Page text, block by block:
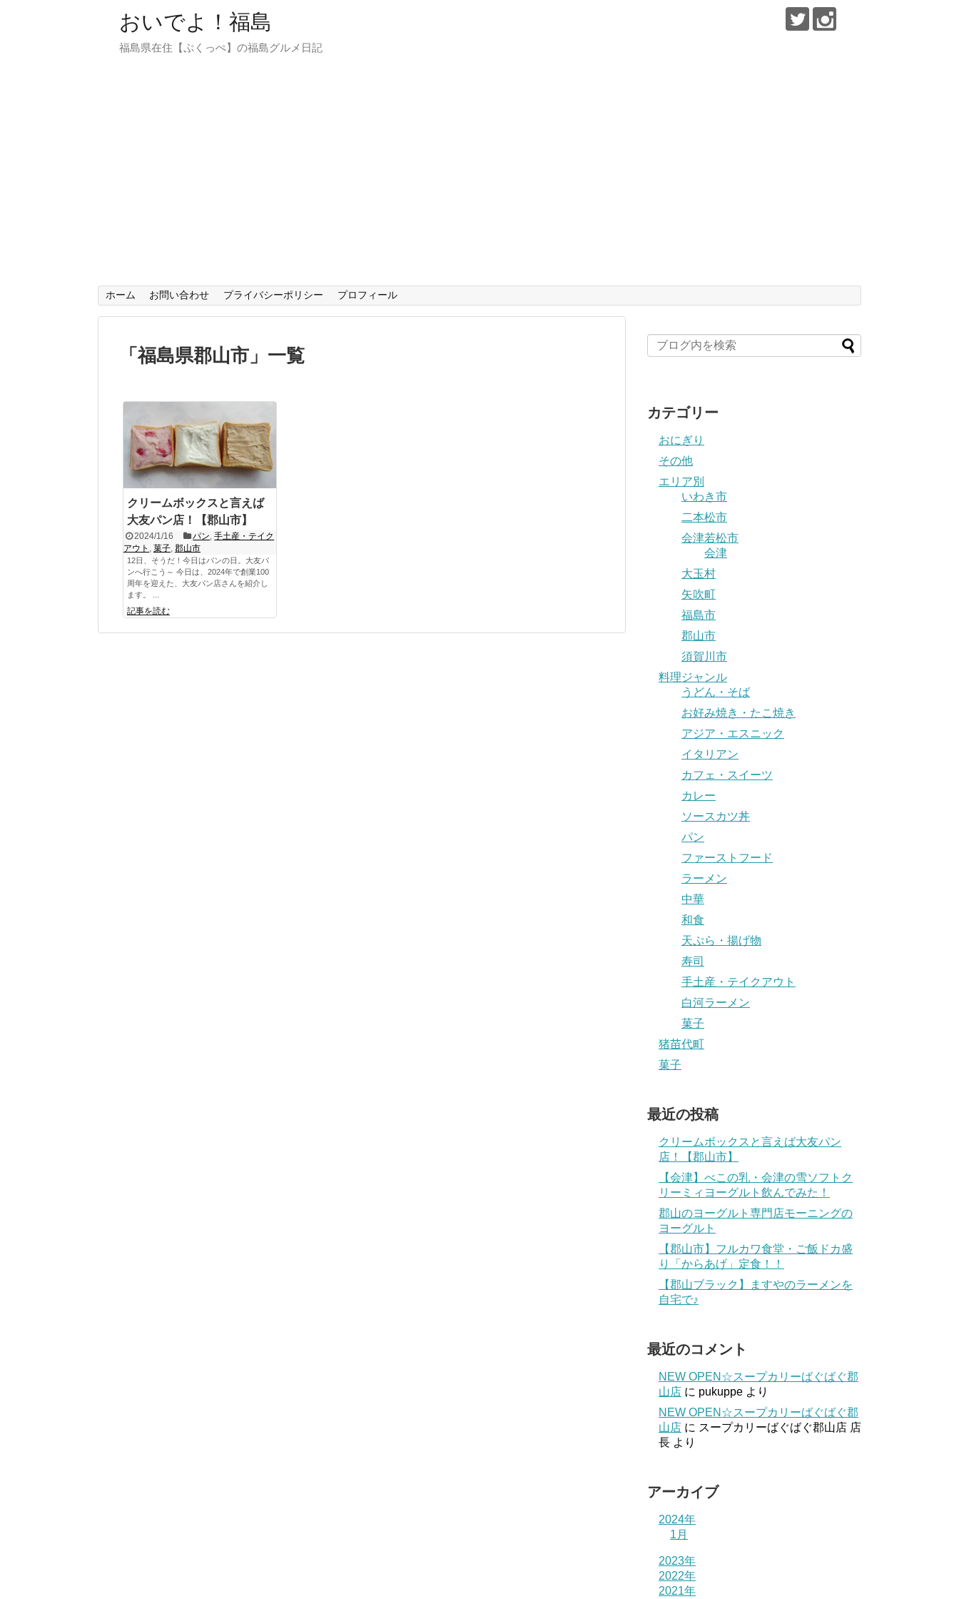
おいでよ！福島
福島県在住【ぷくっぺ】の福島グルメ日記
ホーム お問い合わせ プライバシーポリシー プロフィール
「福島県郡山市 」 一覧
クリームボックスと言えば
大友パン店！【郡山市】
2024/1/16 パン ,手土産・テイク
アウト
菓子 郡山市
12日、そうだ！今日はパンの日。大友パ
ンへ行こう～ 今日は、2024年で創業100
周年を迎えた、大友パン店さんを紹介し
ます。 ...
記事を読む
カテゴリー
おにぎり
その他
エリア別
いわき市
二本松市
会津若松市
会津
大玉村
矢吹町
福島市
郡山市
須賀川市
料理ジャンル
うどん・そば
お好み焼き・たこ焼き
アジア・エスニック
イタリアン
カフェ・スイーツ
カレー
ソースカツ丼
パン
ファーストフード
ラーメン
中華
和食
天ぷら・揚げ物
寿司
手土産・テイクアウト
白河ラーメン
菓子
猪苗代町
菓子
最近の投稿
クリームボックスと言えば大友パン
店！【郡山市】
【会津】べこの乳・会津の雪ソフトク
リーミィヨーグルト飲んでみた！
郡山のヨーグルト専門店モーニングの
ヨーグルト
【郡山市】フルカワ食堂・ご飯ドカ盛
り「からあげ」定食！！
【郡山ブラック】ますやのラーメンを
自宅で♪
最近のコメント
NEW OPEN☆スープカリーばぐばぐ郡
山店 に pukuppe より
NEW OPEN☆スープカリーばぐばぐ郡
山店 に スープカリーばぐばぐ郡山店 店
長 より
アーカイブ
2024年
1月
2023年
2022年
2021年